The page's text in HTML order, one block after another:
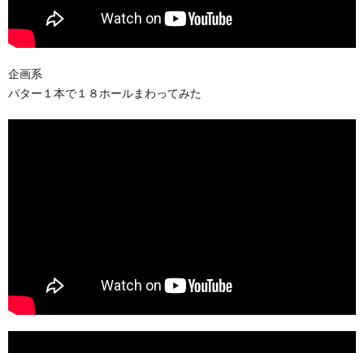
企画系
パター１本で１８ホールまわってみた